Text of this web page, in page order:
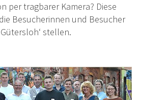
per tragbarer Kamera? Diese
Besucherinnen und Besucher
stellen.